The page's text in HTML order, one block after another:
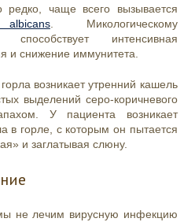
редко, чаще всего вызывается
. Микологическому
интенсивная
и снижение иммунитета.
возникает утренний кашель
выделений серо-коричневого
У пациента возникает
в горле, с которым он пытается
и заглатывая слюну.
не лечим вирусную инфекцию